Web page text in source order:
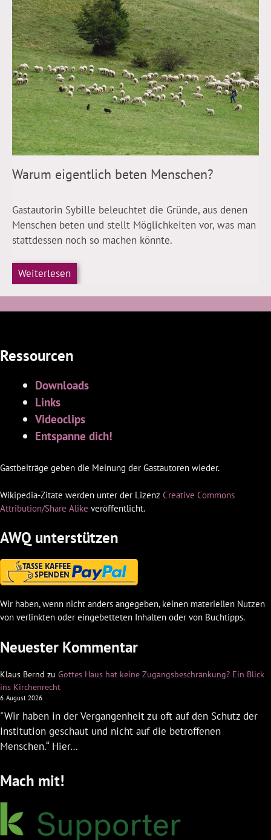
Warum eigentlich beten Menschen?
Gastautorin Sybille beleuchtet die Gründe, aus denen
Menschen beten und stellt Möglichkeiten vor, was man
stattdessen noch so machen könnte.
Weiterlesen
Ressourcen
Downloads
Links
Videoclips
Entspanne dich!
Gastbeiträge geben die Meinung der Gastautoren wieder.
Wikipedia-Zitate werden unter der Lizenz Creative Commons
Attribution/Share Alike veröffentlicht.
AWQ unterstützen
Wir haben, wenn nicht anders angegeben, keinen materiellen Nutzen
von verlinkten oder eingebetteten Inhalten oder von Buchtipps.
Neuester Kommentar
Klaus Bernd zu Gottes Haus hat keine Zugangsbeschränkung? Ein Blick
ins Kirchenrecht
6. August 2026
"Wir haben in der Vergangenheit zu oft auf den Schutz der
Institution geschaut und nicht auf die betroffenen
Menschen.“ Hier…
Mach mit!